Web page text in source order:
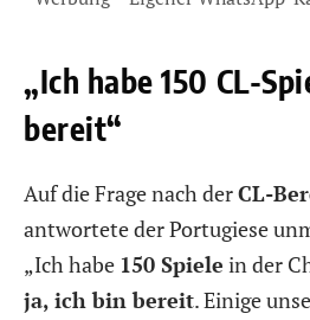
„Ich habe 150 CL-
bereit“
Auf die Frage nach derCL-
antwortete der Portugiese
„Ich habe 150 Spiele in der
ja, ich bin bereit. Einige